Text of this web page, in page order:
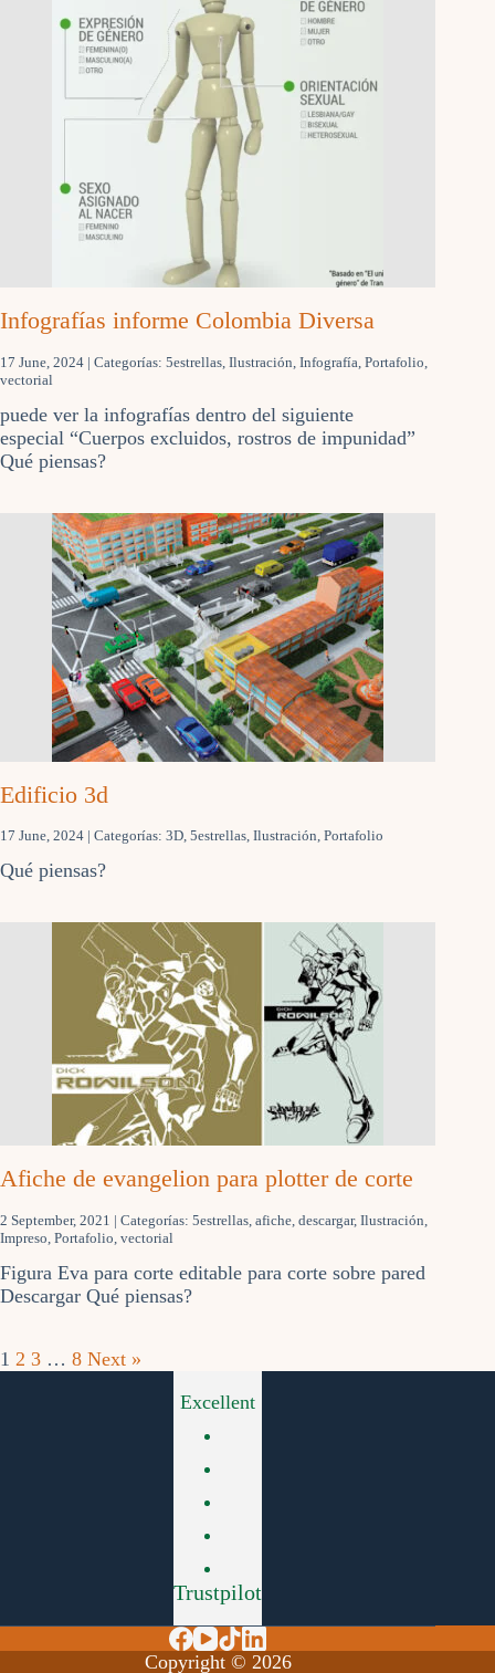
Infografías informe Colombia Diversa
17 June, 2024 | Categorías: 5estrellas Ilustración Infografía Portafolio
vectorial
puede ver la infografías dentro del siguiente
especial “Cuerpos excluidos, rostros de impunidad”
Qué piensas?
Edificio 3d
17 June, 2024 | Categorías: 3D, 5estrellas, Ilustración, Portafolio
Qué piensas?
Afiche de evangelion para plotter de corte
2 September, 2021 | Categorías: 5estrellas afiche descargar, Ilustración
Impreso Portafolio vectorial
Figura Eva para corte editable para corte sobre pared
Descargar Qué piensas?
1 2 3 … 8 Next »
Excellent
Trustpilot
Copyright © 2026